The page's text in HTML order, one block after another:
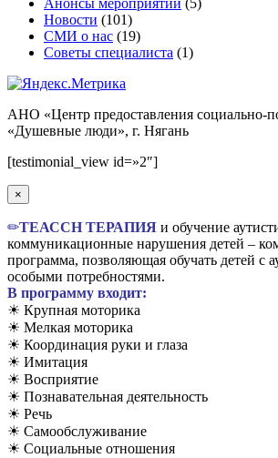
Анонсы мероприятий (5)
Новости (101)
СМИ о нас (19)
Советы специалиста (1)
АНО «Центр предоставления социально-
«Душевные люди», г. Нягань
Вверх
[testimonial_view id=»2″]
×
✏TЕАССН ТЕРАПИЯ и обучение
коммуникационные нарушения детей –
программа, позволяющая обучать детей с
особыми потребностями.
В программу входит:
☀ Крупная моторика
☀ Мелкая моторика
☀ Координация руки и глаза
☀ Имитация
☀ Восприятие
☀ Познавательная деятельность
☀ Речь
☀ Самообслуживание
☀ Социальные отношения